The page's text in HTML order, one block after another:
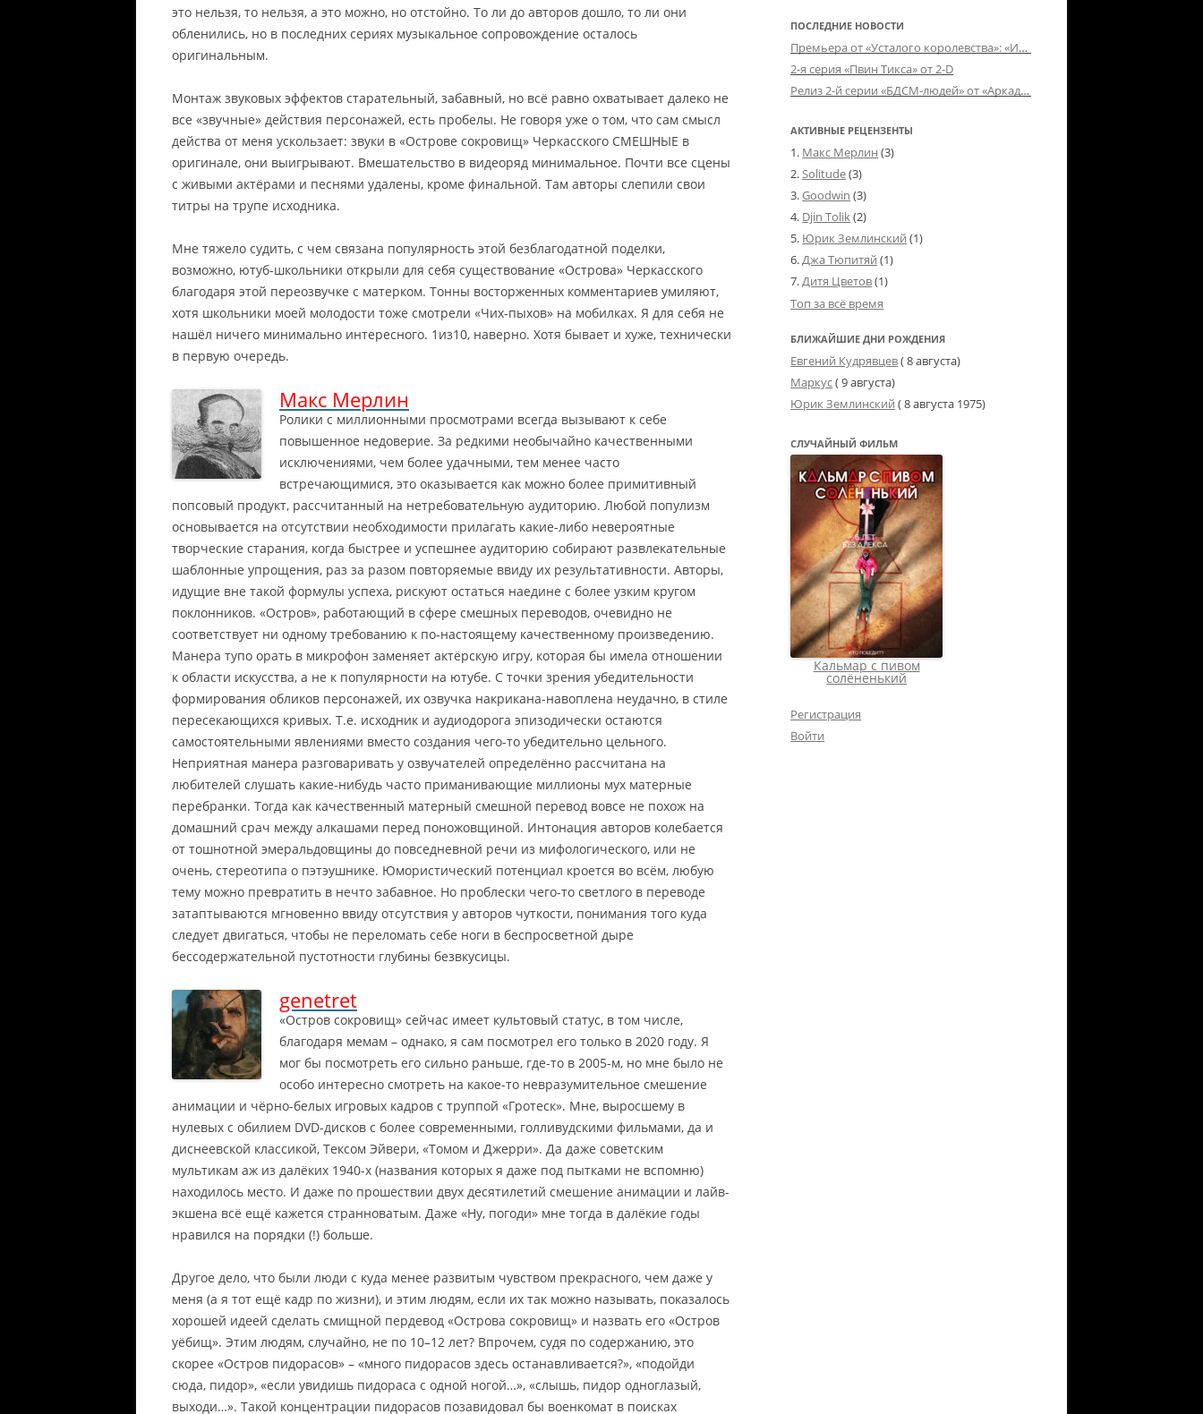
это нельзя, то нельзя, а это можно, но отстойно. То ли до авторов дошло, то ли они
обленились, но в последних сериях музыкальное сопровождение осталось
оригинальным.
Монтаж звуковых эффектов старательный, забавный, но всё равно охватывает далеко не
все «звучные» действия персонажей, есть пробелы. Не говоря уже о том, что сам смысл
действа от меня ускользает: звуки в «Острове сокровищ» Черкасского СМЕШНЫЕ в
оригинале, они выигрывают. Вмешательство в видеоряд минимальное. Почти все сцены
с живыми актёрами и песнями удалены, кроме финальной. Там авторы слепили свои
титры на трупе исходника.
Мне тяжело судить, с чем связана популярность этой безблагодатной поделки,
возможно, ютуб-школьники открыли для себя существование «Острова» Черкасского
благодаря этой переозвучке с матерком. Тонны восторженных комментариев умиляют,
хотя школьники моей молодости тоже смотрели «Чих-пыхов» на мобилках. Я для себя не
нашёл ничего минимально интересного. 1из10, наверно. Хотя бывает и хуже, технически
в первую очередь.
Макс Мерлин
Ролики с миллионными просмотрами всегда вызывают к себе
повышенное недоверие. За редкими необычайно качественными
исключениями, чем более удачными, тем менее часто
встречающимися, это оказывается как можно более примитивный
попсовый продукт, рассчитанный на нетребовательную аудиторию. Любой популизм
основывается на отсутствии необходимости прилагать какие-либо невероятные
творческие старания, когда быстрее и успешнее аудиторию собирают развлекательные
шаблонные упрощения, раз за разом повторяемые ввиду их результативности. Авторы,
идущие вне такой формулы успеха, рискуют остаться наедине с более узким кругом
поклонников. «Остров», работающий в сфере смешных переводов, очевидно не
соответствует ни одному требованию к по-настоящему качественному произведению.
Манера тупо орать в микрофон заменяет актёрскую игру, которая бы имела отношении
к области искусства, а не к популярности на ютубе. С точки зрения убедительности
формирования обликов персонажей, их озвучка накрикана-навоплена неудачно, в стиле
пересекающихся кривых. Т.е. исходник и аудиодорога эпизодически остаются
самостоятельными явлениями вместо создания чего-то убедительно цельного.
Неприятная манера разговаривать у озвучателей определённо рассчитана на
любителей слушать какие-нибудь часто приманивающие миллионы мух матерные
перебранки. Тогда как качественный матерный смешной перевод вовсе не похож на
домашний срач между алкашами перед поножовщиной. Интонация авторов колебается
от тошнотной эмеральдовщины до повседневной речи из мифологического, или не
очень, стереотипа о пэтэушнике. Юмористический потенциал кроется во всём, любую
тему можно превратить в нечто забавное. Но проблески чего-то светлого в переводе
затаптываются мгновенно ввиду отсутствия у авторов чуткости, понимания того куда
следует двигаться, чтобы не переломать себе ноги в беспросветной дыре
бессодержательной пустотности глубины безвкусицы.
genetret
«Остров сокровищ» сейчас имеет культовый статус, в том числе,
благодаря мемам – однако, я сам посмотрел его только в 2020 году. Я
мог бы посмотреть его сильно раньше, где-то в 2005-м, но мне было не
особо интересно смотреть на какое-то невразумительное смешение
анимации и чёрно-белых игровых кадров с труппой «Гротеск». Мне, выросшему в
нулевых с обилием DVD-дисков с более современными, голливудскими фильмами, да и
диснеевской классикой, Тексом Эйвери, «Томом и Джерри». Да даже советским
мультикам аж из далёких 1940-х (названия которых я даже под пытками не вспомню)
находилось место. И даже по прошествии двух десятилетий смешение анимации и лайв-
экшена всё ещё кажется странноватым. Даже «Ну, погоди» мне тогда в далёкие годы
нравился на порядки (!) больше.
Другое дело, что были люди с куда менее развитым чувством прекрасного, чем даже у
меня (а я тот ещё кадр по жизни), и этим людям, если их так можно называть, показалось
хорошей идеей сделать смищной пердевод «Острова сокровищ» и назвать его «Остров
уёбищ». Этим людям, случайно, не по 10–12 лет? Впрочем, судя по содержанию, это
скорее «Остров пидорасов» – «много пидорасов здесь останавливается?», «подойди
сюда, пидор», «если увидишь пидораса с одной ногой…», «слышь, пидор одноглазый,
выходи…». Такой концентрации пидорасов позавидовал бы военкомат в поисках
ПОСЛЕДНИЕ НОВОСТИ
Премьера от «Усталого королевства»: «Игорь начал»
2-я серия «Пвин Тикса» от 2-D
Релиз 2-й серии «БДСМ-людей» от «Аркада Фильм»
АКТИВНЫЕ РЕЦЕНЗЕНТЫ
Макс Мерлин (3)
Solitude(3)
Goodwin (3)
Djin Tolik(2)
Юрик Землинский (1)
Джа Тюпитяй (1)
Дитя Цветов(1)
Топ за всё время
БЛИЖАЙШИЕ ДНИ РОЖДЕНИЯ
Евгений Кудрявцев( 8 августа)
Маркус( 9 августа)
Юрик Землинский (8 августа 1975)
СЛУЧАЙНЫЙ ФИЛЬМ
Кальмар с пивом
солёненький
Регистрация
Войти